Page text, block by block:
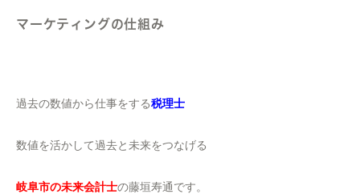
マーケティングの仕組み
過去の数値から仕事をする税理士
数値を活かして過去と未来をつなげる
岐阜市の未来会計士の藤垣寿通です。